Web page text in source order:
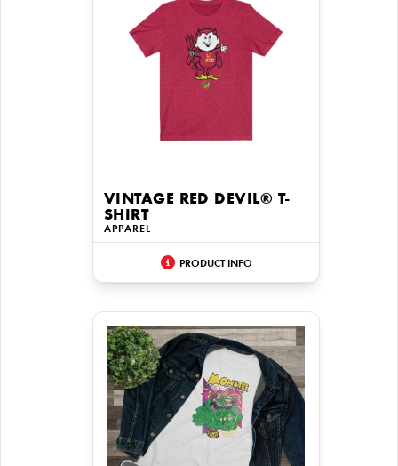
VINTAGE RED DEVIL® T-
SHIRT
APPAREL
PRODUCT INFO